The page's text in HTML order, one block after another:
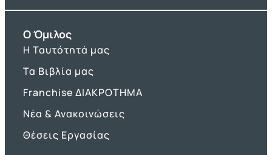
O Όμιλος
Η Ταυτότητά μας
Τα Βιβλία μας
Franchise ΔΙΑΚΡΟΤΗΜΑ
Νέα & Ανακοινώσεις
Θέσεις Εργασίας